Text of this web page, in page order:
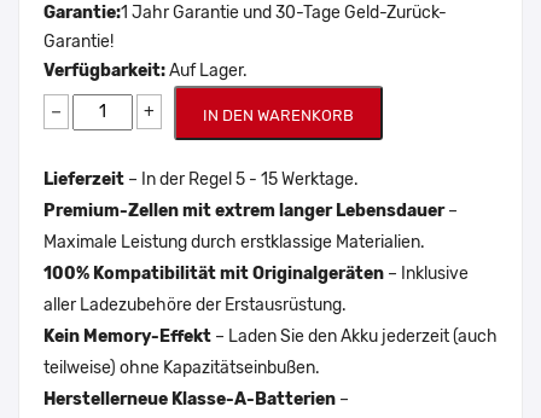
Garantie:1 Jahr Garantie und 30-Tage Geld-Zurück-
Garantie!
Verfügbarkeit:Auf Lager.
− + IN DEN WARENKORB
Lieferzeit – In der Regel 5 - 15 Werktage.
Premium-Zellen mit extrem langer Lebensdauer–
Maximale Leistung durch erstklassige Materialien.
100% Kompatibilität mit Originalgeräten – Inklusive
aller Ladezubehöre der Erstausrüstung.
Kein Memory-Effekt – Laden Sie den Akku jederzeit (auch
teilweise) ohne Kapazitätseinbußen.
Herstellerneue Klasse-A-Batterien –